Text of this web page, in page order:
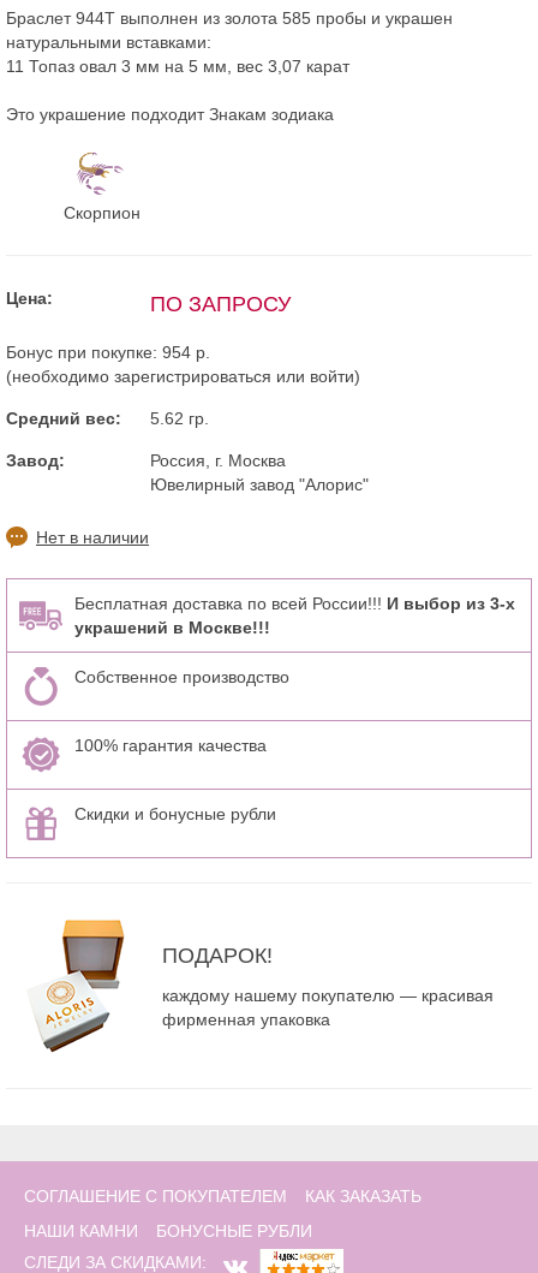
Браслет 944Т выполнен из золота 585 пробы и украшен
натуральными вставками:
11 Топаз овал 3 мм на 5 мм, вес 3,07 карат
Это украшение подходит Знакам зодиака
Скорпион
Цена: ПО ЗАПРОСУ
Бонус при покупке: 954 р.
(необходимо зарегистрироваться или войти)
Средний вес: 5.62 гр.
Завод:
Россия, г. Москва
Ювелирный завод "Алорис"
Нет в наличии
Бесплатная доставка по всей России!!! И выбор из 3-х
украшений в Москве!!!
Собственное производство
100% гарантия качества
Скидки и бонусные рубли
ПОДАРОК!
каждому нашему покупателю — красивая
фирменная упаковка
СОГЛАШЕНИЕ С ПОКУПАТЕЛЕМ
КАК ЗАКАЗАТЬ
НАШИ КАМНИ
БОНУСНЫЕ РУБЛИ
СЛЕДИ ЗА СКИДКАМИ: